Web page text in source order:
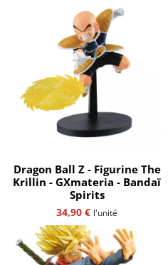
Dragon Ball Z - Figurine The
Krillin - GXmateria - Bandaï
Spirits
34,90 € l'unité